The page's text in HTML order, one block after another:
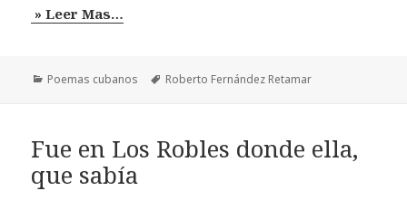
» Leer Mas…
Categorías
Poemas cubanos Etiquetas
Roberto Fernández Retamar
Fue en Los Robles donde ella,
que sabía